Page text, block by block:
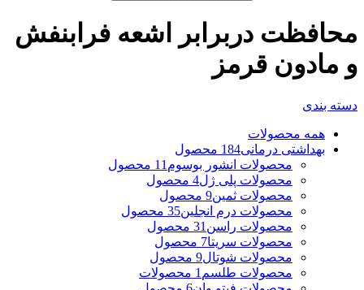
محافظت دربرابر اشعه فرابنفش
و مادون قرمز
دسته بندی
همه محصولات
بهداشتی درمانی184 محصول
محصولات انشور بوسوم 11 محصول
محصولات پلی ژل4 محصول
محصولات ثمین9 محصول
محصولات درم انجلین35 محصول
محصولات راسن 31 محصول
محصولات سریتا7 محصول
محصولات شوتال9 محصول
محصولات طلسم 1 محصولات